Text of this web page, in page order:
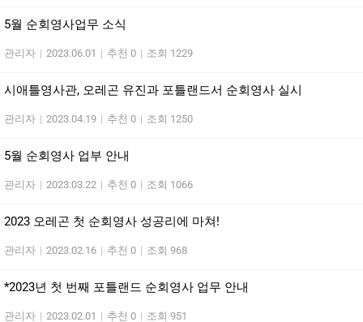
5월 순회영사업무 소식
관리자 | 2023.06.01 | 추천 0 | 조회 1229
시애틀영사관, 오레곤 유진과 포틀랜드서 순회영사 실시
관리자 | 2023.04.19 | 추천 0 | 조회 1250
5월 순회영사 업부 안내
관리자 | 2023.03.22 | 추천 0 | 조회 1066
2023 오레곤 첫 순회영사 성공리에 마쳐!
관리자 | 2023.02.16 | 추천 0 | 조회 968
*2023년 첫 번째 포틀랜드 순회영사 업무 안내
관리자 | 2023.02.01 | 추천 0 | 조회 951